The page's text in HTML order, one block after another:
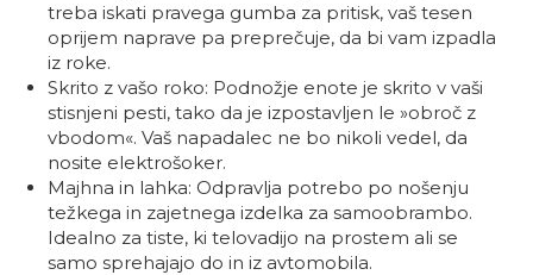
treba iskati pravega gumba za pritisk, vaš tesen
oprijem naprave pa preprečuje, da bi vam izpadla
iz roke.
Skrito z vašo roko: Podnožje enote je skrito v vaši
stisnjeni pesti, tako da je izpostavljen le »obroč z
vbodom«. Vaš napadalec ne bo nikoli vedel, da
nosite elektrošoker.
Majhna in lahka: Odpravlja potrebo po nošenju
težkega in zajetnega izdelka za samoobrambo.
Idealno za tiste, ki telovadijo na prostem ali se
samo sprehajajo do in iz avtomobila.